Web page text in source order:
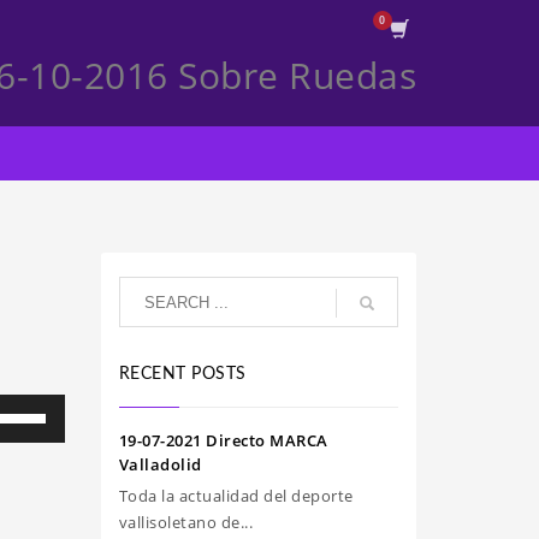
10-2016 Sobre Ruedas
RECENT POSTS
19-07-2021 Directo MARCA
Valladolid
Toda la actualidad del deporte
vallisoletano de...